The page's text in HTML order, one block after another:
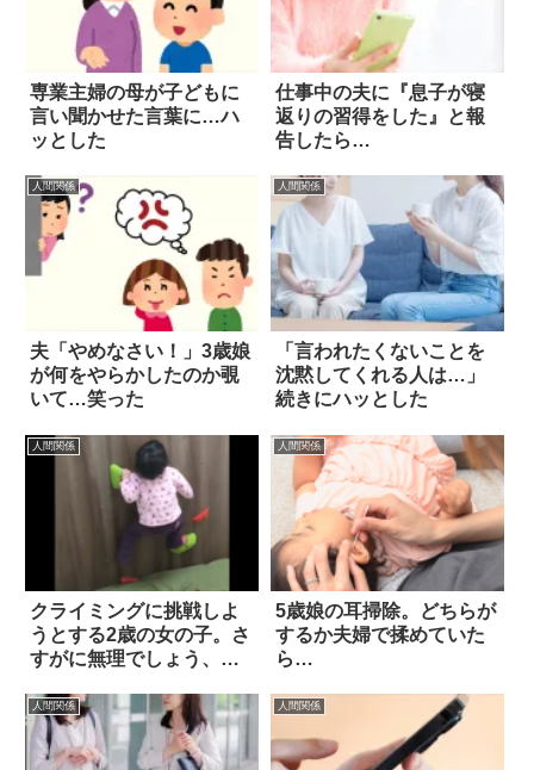
専業主婦の母が子どもに
言い聞かせた言葉に…ハ
ッとした
仕事中の夫に『息子が寝
返りの習得をした』と報
告したら…
人間関係
夫「やめなさい！」3歳娘
が何をやらかしたのか覗
いて…笑った
人間関係
「言われたくないことを
沈黙してくれる人は…」
続きにハッとした
人間関係
クライミングに挑戦しよ
うとする2歳の女の子。さ
すがに無理でしょう、と
人間関係
5歳娘の耳掃除。どちらが
するか夫婦で揉めていた
ら…
人間関係 人間関係